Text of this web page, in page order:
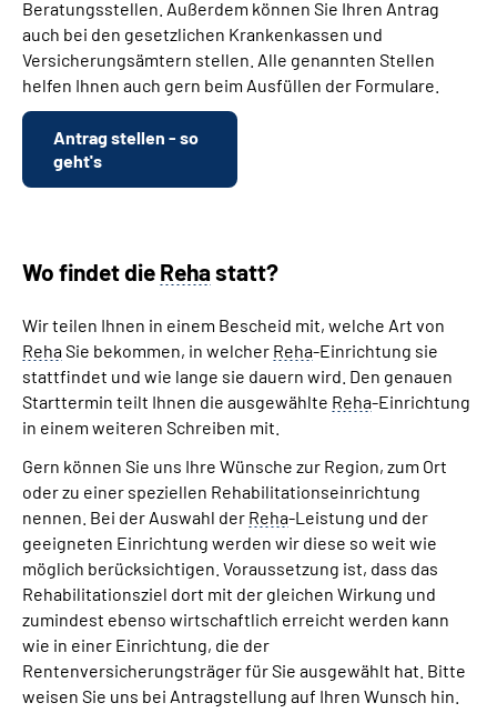
Beratungsstellen. Außerdem können Sie Ihren Antrag
auch bei den gesetzlichen Krankenkassen und
Versicherungsämtern stellen. Alle genannten Stellen
helfen Ihnen auch gern beim Ausfüllen der Formulare.
Antrag stellen - so
geht's
Wo findet die Rehastatt?
Wir teilen Ihnen in einem Bescheid mit, welche Art von
RehaSie bekommen, in welcher Reha-Einrichtung sie
stattfindet und wie lange sie dauern wird. Den genauen
Starttermin teilt Ihnen die ausgewählte Reha-Einrichtung
in einem weiteren Schreiben mit.
Gern können Sie uns Ihre Wünsche zur Region, zum Ort
oder zu einer speziellen Rehabilitationseinrichtung
nennen. Bei der Auswahl der Reha-Leistung und der
geeigneten Einrichtung werden wir diese so weit wie
möglich berücksichtigen. Voraussetzung ist, dass das
Rehabilitationsziel dort mit der gleichen Wirkung und
zumindest ebenso wirtschaftlich erreicht werden kann
wie in einer Einrichtung, die der
Rentenversicherungsträger für Sie ausgewählt hat. Bitte
weisen Sie uns bei Antragstellung auf Ihren Wunsch hin.